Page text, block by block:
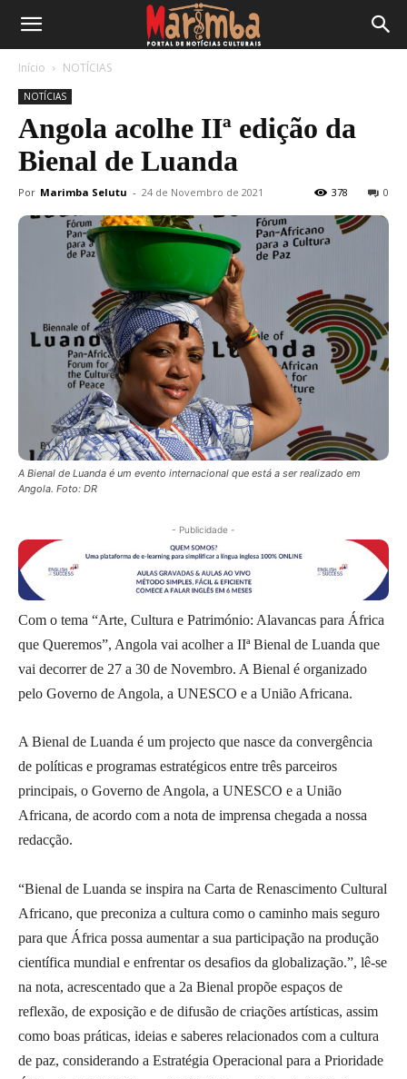
Início NOTÍCIAS
NOTÍCIAS
Angola acolhe IIª edição da
Bienal de Luanda
Por Marimba Selutu - 24 de Novembro de 2021 0
378
A Bienal de Luanda é um evento internacional que está a ser realizado em
Angola. Foto: DR
- Publicidade -
Com o tema “Arte, Cultura e Património: Alavancas para África
que Queremos”, Angola vai acolher a IIª Bienal de Luanda que
vai decorrer de 27 a 30 de Novembro. A Bienal é organizado
pelo Governo de Angola, a UNESCO e a União Africana.
A Bienal de Luanda é um projecto que nasce da convergência
de políticas e programas estratégicos entre três parceiros
principais, o Governo de Angola, a UNESCO e a União
Africana, de acordo com a nota de imprensa chegada a nossa
redacção.
“Bienal de Luanda se inspira na Carta de Renascimento Cultural
Africano, que preconiza a cultura como o caminho mais seguro
para que África possa aumentar a sua participação na produção
científica mundial e enfrentar os desafios da globalização.”, lê-se
na nota, acrescentado que a 2a Bienal propõe espaços de
reflexão, de exposição e de difusão de criações artísticas, assim
como boas práticas, ideias e saberes relacionados com a cultura
de paz, considerando a Estratégia Operacional para a Prioridade